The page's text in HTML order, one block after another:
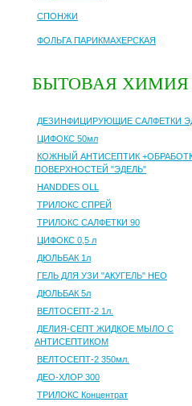
СПОНЖИ
ФОЛЬГА ПАРИКМАХЕРСКАЯ
БЫТОВАЯ ХИМИЯ
ДЕЗИНФИЦИРУЮЩИЕ САЛФЕТКИ
ЦИФОКС 50мл
КОЖНЫЙ АНТИСЕПТИК
ПОВЕРХНОСТЕЙ "ЭДЕЛЬ"
HANDDES OLL
ТРИЛОКС СПРЕЙ
ТРИЛОКС САЛФЕТКИ 90
ЦИФОКС 0,5 л
ДЮЛЬБАК 1л
ГЕЛЬ ДЛЯ УЗИ "АКУГЕЛЬ" НЕО
ДЮЛЬБАК 5л
ВЕЛТОСЕПТ-2 1л.
ДЕЛИЯ-СЕПТ ЖИДКОЕ МЫЛО С
АНТИСЕПТИКОМ
ВЕЛТОСЕПТ-2 350мл.
ДЕО-ХЛОР 300
ТРИЛОКС Концентрат